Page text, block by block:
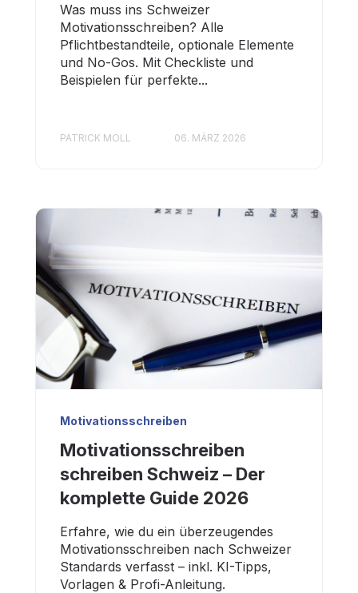
Was muss ins Schweizer
Motivationsschreiben? Alle
Pflichtbestandteile, optionale Elemente
und No-Gos. Mit Checkliste und
Beispielen für perfekte...
PATRICK MOLL 06. MÄRZ 2026
Motivationsschreiben
Motivationsschreiben
schreiben Schweiz – Der
komplette Guide 2026
Erfahre, wie du ein überzeugendes
Motivationsschreiben nach Schweizer
Standards verfasst – inkl. KI-Tipps,
Vorlagen & Profi-Anleitung.